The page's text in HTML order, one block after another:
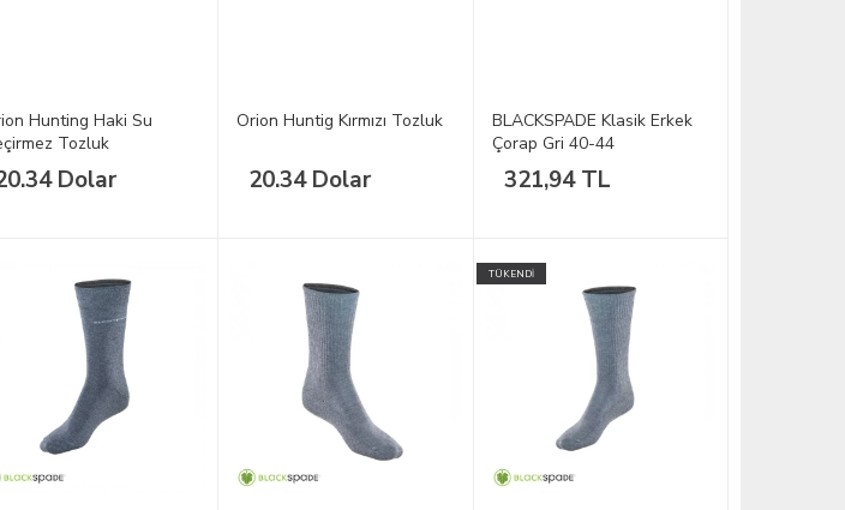
Hunting Haki Su
Tozluk
Dolar
Orion Huntig Kırmızı Tozluk
20.34 Dolar
BLACKSPADE Klasik Erkek
Çorap Gri 40-44
321,94 TL
TÜKENDİ